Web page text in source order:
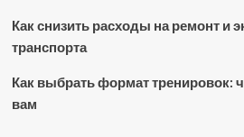
Как снизить расходы на ремонт и
транспорта
Как выбрать формат тренировок:
вам